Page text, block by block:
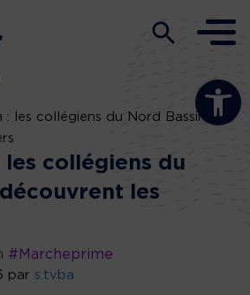
Ouvrir la
: les collégiens du Nord Bassin
collégiens du
les
#Marcheprime
par s.tvba